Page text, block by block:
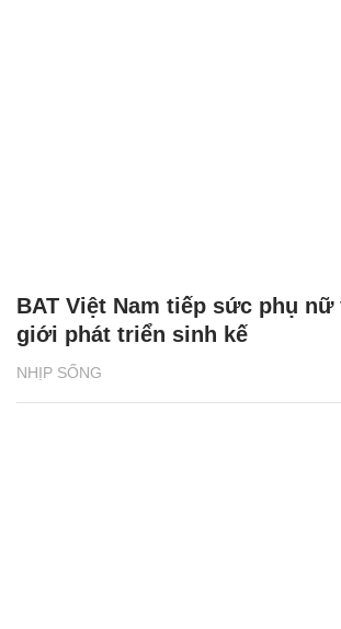
NHỊP SỐNG
BAT Việt Nam tiếp sức phụ nữ
giới phát triển sinh kế